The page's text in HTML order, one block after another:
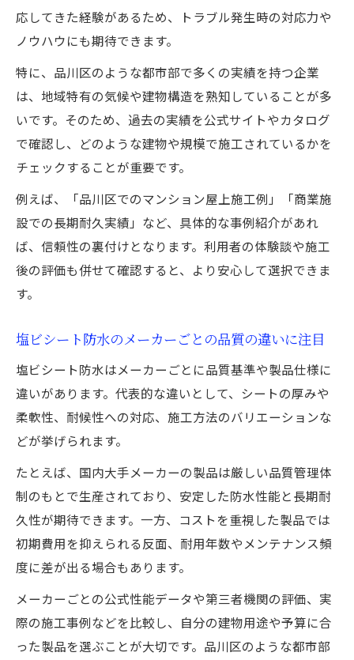
応してきた経験があるため、トラブル発生時の対応力や
ノウハウにも期待できます。
特に、品川区のような都市部で多くの実績を持つ企業
は、地域特有の気候や建物構造を熟知していることが多
いです。そのため、過去の実績を公式サイトやカタログ
で確認し、どのような建物や規模で施工されているかを
チェックすることが重要です。
例えば、「品川区でのマンション屋上施工例」「商業施
設での長期耐久実績」など、具体的な事例紹介があれ
ば、信頼性の裏付けとなります。利用者の体験談や施工
後の評価も併せて確認すると、より安心して選択できま
す。
塩ビシート防水のメーカーごとの品質の違いに注目
塩ビシート防水はメーカーごとに品質基準や製品仕様に
違いがあります。代表的な違いとして、シートの厚みや
柔軟性、耐候性への対応、施工方法のバリエーションな
どが挙げられます。
たとえば、国内大手メーカーの製品は厳しい品質管理体
制のもとで生産されており、安定した防水性能と長期耐
久性が期待できます。一方、コストを重視した製品では
初期費用を抑えられる反面、耐用年数やメンテナンス頻
度に差が出る場合もあります。
メーカーごとの公式性能データや第三者機関の評価、実
際の施工事例などを比較し、自分の建物用途や予算に合
った製品を選ぶことが大切です。品川区のような都市部